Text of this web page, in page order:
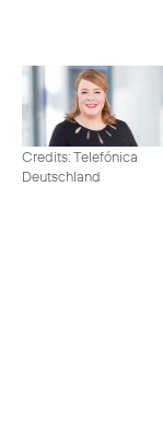
Credits: Telefónica
Deutschland